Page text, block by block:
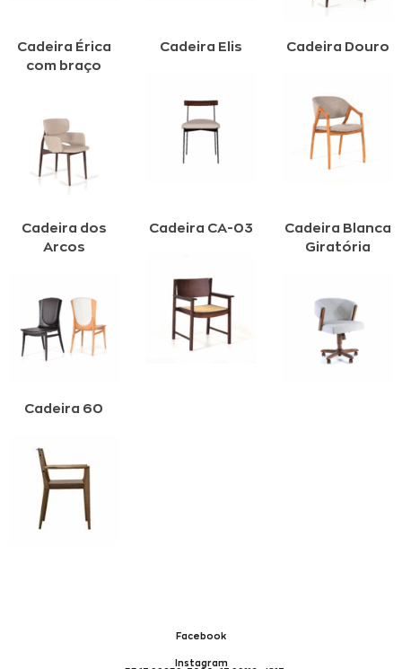
Cadeira Érica
com braço
Cadeira Elis Cadeira Douro
Cadeira dos
Arcos
Cadeira CA-03
Cadeira Blanca
Giratória
Cadeira 60
Facebook
Instagram